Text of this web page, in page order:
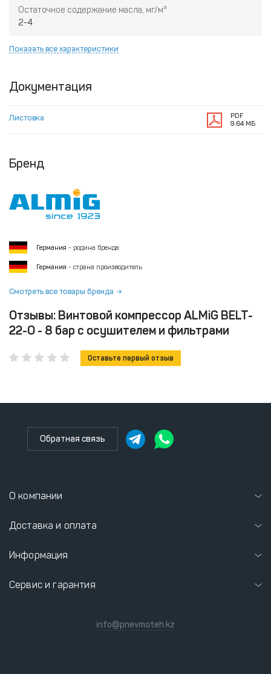
Остаточное содержание масла, мг/м³
2-4
Показать все характеристики
Документация
Листовка
PDF
9.64 МБ
Бренд
Германия - родина бренда
Германия - страна производитель
Смотреть все товары бренда
Отзывы: Винтовой компрессор ALMiG BELT-
22-O - 8 бар с осушителем и фильтрами
Оставьте первый отзыв
Обратная связь
О компании
Доставка и оплата
Информация
Сервис и гарантия
info@pnevmoteh.kz